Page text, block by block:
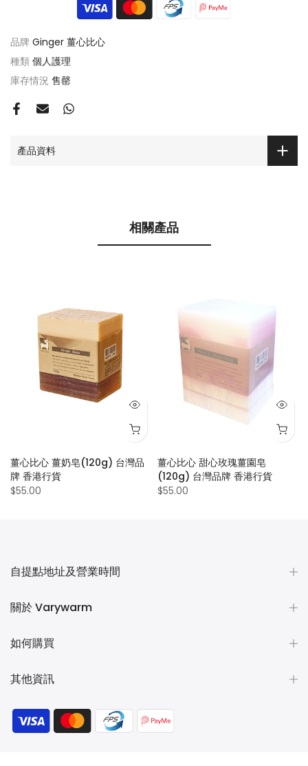
品牌 Ginger 薑心比心
種類 個人護理
庫存情況 售罄
產品資料
相關產品
薑心比心 薑奶皂(120g) 台灣品
牌 香港行貨
$55.00
薑心比心 甜心玫瑰薑園皂
(120g) 台灣品牌 香港行貨
$55.00
自提點地址及營業時間
關於 Varywarm
如何購買
其他資訊